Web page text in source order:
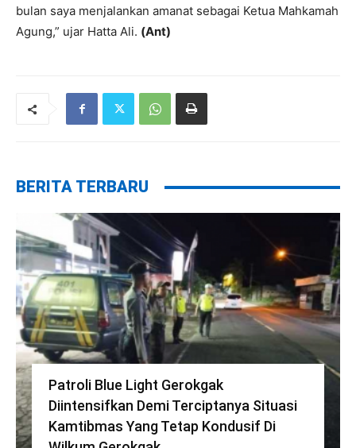
bulan saya menjalankan amanat sebagai Ketua Mahkamah
Agung,” ujar Hatta Ali. (Ant)
BERITA TERBARU
Patroli Blue Light Gerokgak
Diintensifkan Demi Terciptanya Situasi
Kamtibmas Yang Tetap Kondusif Di